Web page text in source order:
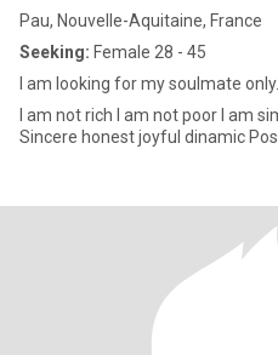
Pau, Nouvelle-Aquitaine, France
Seeking: Female 28 - 45
I am looking for my soulmate only.
I am not rich I am not poor I am simple man and i believe in love.